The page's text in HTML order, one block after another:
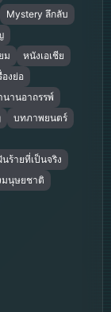
Mystery ลึกลับ
ม
หนังเอเชีย
องย่อ
นานอาถรรพ์
บทภาพยนตร์
นร้ายที่เป็นจริง
นุษยชาติ